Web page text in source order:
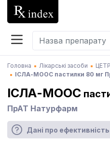
Головна Лікарські засоби
ІСЛА-МООС пастилки 80 мг
ІСЛА-МООС
ПрАТ Натурфарм
Дані про